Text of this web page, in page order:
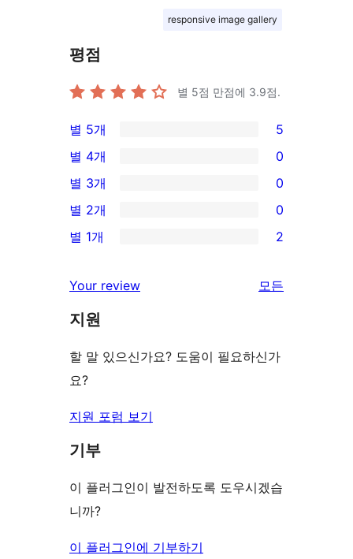
responsive image gallery
평점
별 5점 만점에 3.9점.
5/5-
별
점
후
기
별 5개 5
0/4-
별
점
후
별 4개 0
0/3-
별
점
기
별 3개 0
0/2-
별
후
기
별 2개 0
2/1-
점
후
별 1개 2
Your review 모든
지원
할 말 있으신가요? 도움이 필요하신가
요?
지원 포럼 보기
기부
이 플러그인이 발전하도록 도우시겠습
니까?
이 플러그인에 기부하기